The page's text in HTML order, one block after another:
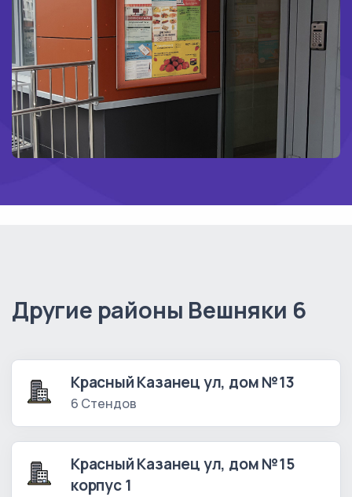
Другие районы Вешняки 6
Красный Казанец ул, дом №13
6 Стендов
Красный Казанец ул, дом №15
корпус 1